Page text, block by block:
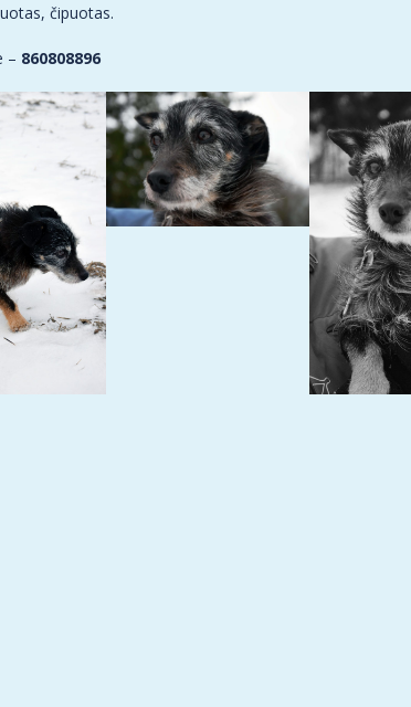
čipuotas.
– 860808896